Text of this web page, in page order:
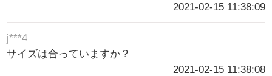
2021-02-15 11:38:09
j***4
サイズは合っていますか？
2021-02-15 11:38:08